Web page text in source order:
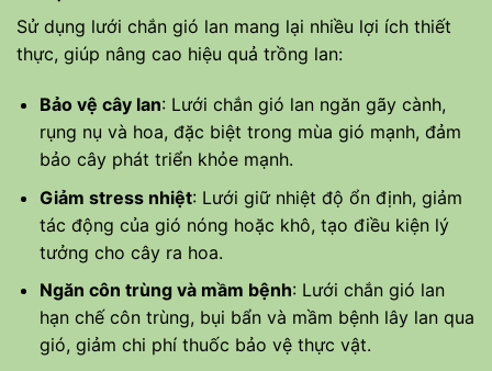
Sử dụng lưới chắn gió lan mang lại nhiều lợi ích thiết
thực, giúp nâng cao hiệu quả trồng lan:
Bảo vệ cây lan: Lưới chắn gió lan ngăn gãy cành,
rụng nụ và hoa, đặc biệt trong mùa gió mạnh, đảm
bảo cây phát triển khỏe mạnh.
Giảm stress nhiệt: Lưới giữ nhiệt độ ổn định, giảm
tác động của gió nóng hoặc khô, tạo điều kiện lý
tưởng cho cây ra hoa.
Ngăn côn trùng và mầm bệnh: Lưới chắn gió lan
hạn chế côn trùng, bụi bẩn và mầm bệnh lây lan qua
gió, giảm chi phí thuốc bảo vệ thực vật.